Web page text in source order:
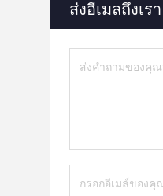
ส่งอีเมลถึงเรา